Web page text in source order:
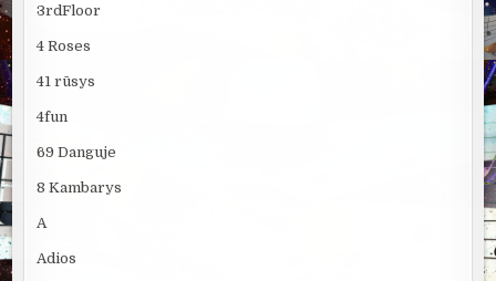
3rdFloor
4 Roses
41 rūsys
4fun
69 Danguje
8 Kambarys
A
Adios